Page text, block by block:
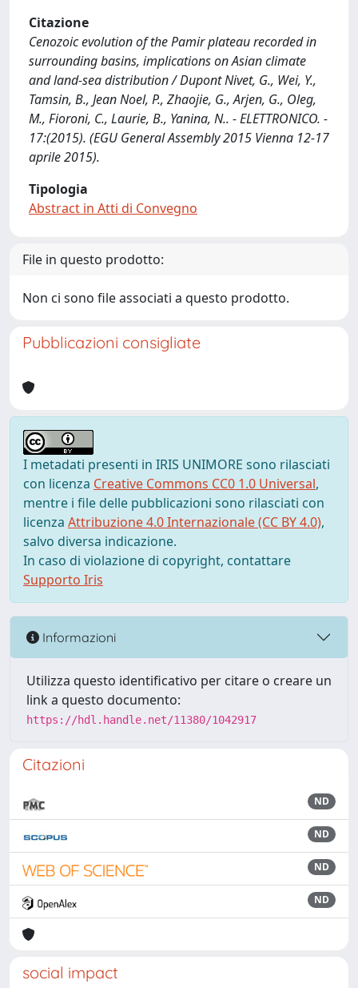
Citazione
Cenozoic evolution of the Pamir plateau recorded in
surrounding basins, implications on Asian climate
and land-sea distribution / Dupont Nivet, G., Wei, Y.,
Tamsin, B., Jean Noel, P., Zhaojie, G., Arjen, G., Oleg,
M., Fioroni, C., Laurie, B., Yanina, N.. - ELETTRONICO. -
17:(2015). (EGU General Assembly 2015 Vienna 12-17
aprile 2015).
Tipologia
Abstract in Atti di Convegno
File in questo prodotto:
Non ci sono file associati a questo prodotto.
Pubblicazioni consigliate
I metadati presenti in IRIS UNIMORE sono rilasciati
con licenza Creative Commons CC0 1.0 Universal,
mentre i file delle pubblicazioni sono rilasciati con
licenza Attribuzione 4.0 Internazionale (CC BY 4.0),
salvo diversa indicazione.
In caso di violazione di copyright, contattare
Supporto Iris
Informazioni
Utilizza questo identificativo per citare o creare un
link a questo documento:
https://hdl.handle.net/11380/1042917
Citazioni
ND
ND
ND
ND
social impact